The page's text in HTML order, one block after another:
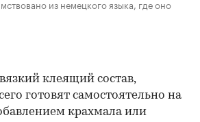
из немецкого языка, где оно
клеящий состав,
готовят самостоятельно на
крахмала или